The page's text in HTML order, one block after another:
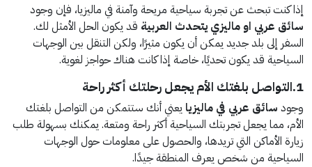
إذا كنت تبحث عن تجربة سياحية مريحة وآمنة في ماليزيا، فإن وجود
سائق عربي او ماليزي يتحدث العربية قد يكون الحل الأمثل لك.
السفر إلى بلد جديد يمكن أن يكون مثيرًا، ولكن التنقل بين الوجهات
السياحية قد يكون تحديًا، خاصة إذا كانت هناك حواجز لغوية.
1.التواصل بلغتك الأم يجعل رحلتك أكثر راحة
وجود سائق عربي في ماليزيا يعني أنك ستتمكن من التواصل بلغتك
الأم، مما يجعل تجربتك السياحية أكثر راحة ومتعة. يمكنك بسهولة طلب
زيارة الأماكن التي تريدها، والحصول على معلومات حول الوجهات
السياحية من شخص يعرف المنطقة جيدًا.